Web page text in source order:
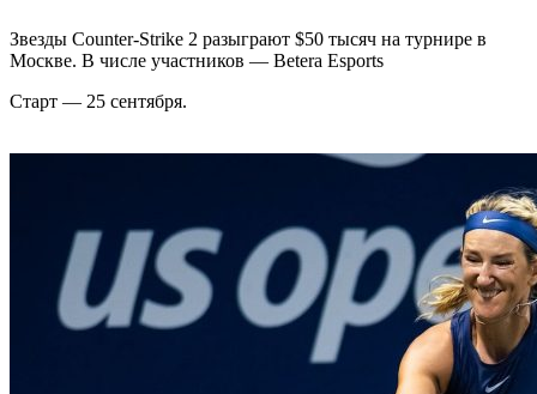
Звезды Counter-Strike 2 разыграют $50 тысяч на турнире в
Москве. В числе участников — Betera Esports
Старт — 25 сентября.